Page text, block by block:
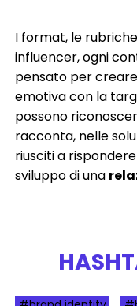
I format, le
influencer, ogni
pensato per
emotiva con la
possono
racconta, nelle
riusciti a
sviluppo di una